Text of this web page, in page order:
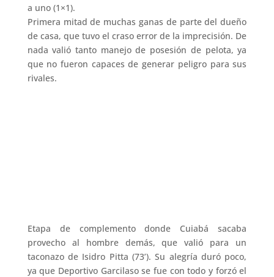
a uno (1×1).
Primera mitad de muchas ganas de parte del dueño
de casa, que tuvo el craso error de la imprecisión. De
nada valió tanto manejo de posesión de pelota, ya
que no fueron capaces de generar peligro para sus
rivales.
Etapa de complemento donde Cuiabá sacaba
provecho al hombre demás, que valió para un
taconazo de Isidro Pitta (73’). Su alegría duró poco,
ya que Deportivo Garcilaso se fue con todo y forzó el